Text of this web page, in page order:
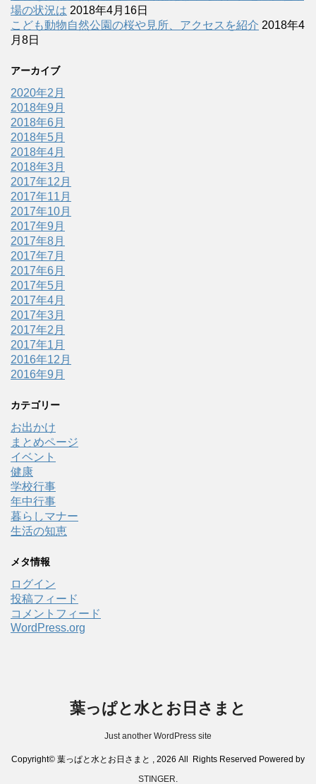
場の状況は 2018年4月16日
こども動物自然公園の桜や見所、アクセスを紹介 2018年4
月8日
アーカイブ
2020年2月
2018年9月
2018年6月
2018年5月
2018年4月
2018年3月
2017年12月
2017年11月
2017年10月
2017年9月
2017年8月
2017年7月
2017年6月
2017年5月
2017年4月
2017年3月
2017年2月
2017年1月
2016年12月
2016年9月
カテゴリー
お出かけ
まとめページ
イベント
健康
学校行事
年中行事
暮らしマナー
生活の知恵
メタ情報
ログイン
投稿フィード
コメントフィード
WordPress.org
葉っぱと水とお日さまと
Just another WordPress site
Copyright© 葉っぱと水とお日さまと , 2026 All Rights Reserved Powered by
STINGER